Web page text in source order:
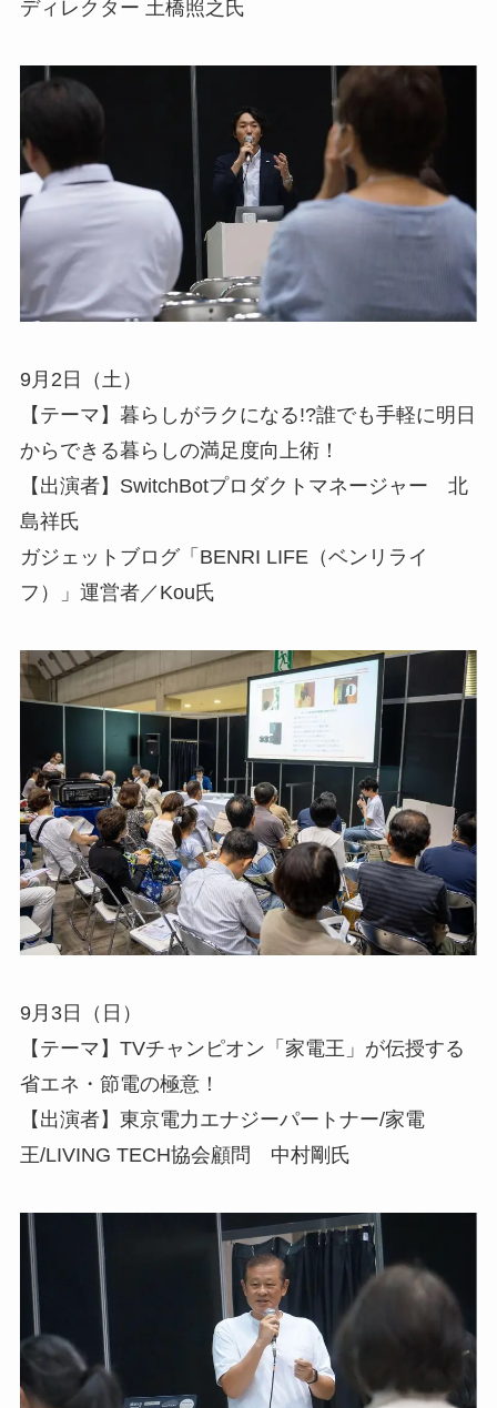
ディレクター ⼟橋照之氏
9月2日（土）
【テーマ】暮らしがラクになる!?誰でも手軽に明日
からできる暮らしの満足度向上術！
【出演者】SwitchBotプロダクトマネージャー 北
島祥氏
ガジェットブログ「BENRI LIFE（ベンリライ
フ）」運営者／Kou氏
9月3日（日）
【テーマ】TVチャンピオン「家電王」が伝授する
省エネ・節電の極意！
【出演者】東京電力エナジーパートナー/家電
王/LIVING TECH協会顧問 中村剛氏